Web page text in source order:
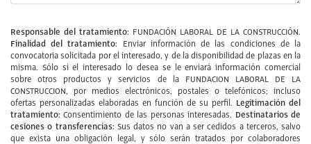
Responsable del tratamiento: FUNDACIÓN LABORAL DE LA CONSTRUCCIÓN.
Finalidad del tratamiento:
Enviar información de las condiciones de la
convocatoria solicitada por el interesado, y de la disponibilidad de plazas en la
misma. Sólo si el interesado lo desea se le enviará información comercial
sobre otros productos y servicios de la FUNDACION LABORAL DE LA
CONSTRUCCION, por medios electrónicos, postales o telefónicos; incluso
ofertas personalizadas elaboradas en función de su perfil. Legitimación del
tratamiento: Consentimiento de las personas interesadas. Destinatarios de
cesiones o transferencias: Sus datos no van a ser cedidos a terceros, salvo
que exista una obligación legal, y sólo serán tratados por colaboradores